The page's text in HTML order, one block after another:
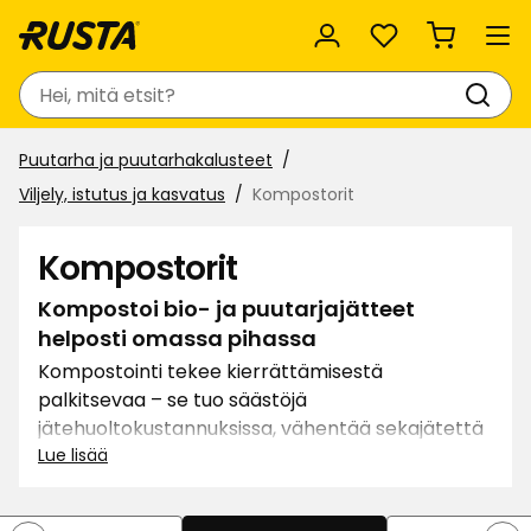
Suosikit
Haku
Puutarha ja puutarhakalusteet
Viljely, istutus ja kasvatus
Kompostorit
Kompostorit
Kompostoi bio- ja puutarjajätteet
helposti omassa pihassa
Kompostointi tekee kierrättämisestä
palkitsevaa – se tuo säästöjä
jätehuoltokustannuksissa, vähentää sekajätettä
ja pienentää hiilijalanjälkeä. Samalla se tuottaa
puutarhassa, viljelylaatikoissa tai kasvien
Lue lisää